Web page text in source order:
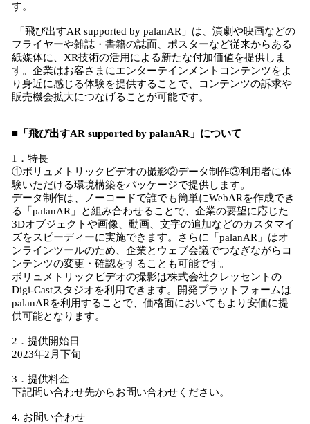
す。
「飛び出すAR supported by palanAR」は、演劇や映画などの
フライヤーや雑誌・書籍の誌面、ポスターなど従来からある
紙媒体に、XR技術の活用による新たな付加価値を提供しま
す。企業はお客さまにエンターテインメントコンテンツをよ
り身近に感じる体験を提供することで、コンテンツの訴求や
販売機会拡大につなげることが可能です。
■「飛び出すAR supported by palanAR」について
1．特長
①ボリュメトリックビデオの撮影②データ制作③利用者に体
験いただける環境構築をパッケージで提供します。
データ制作は、ノーコードで誰でも簡単にWebARを作成でき
る「palanAR」と組み合わせることで、企業の要望に応じた
3Dオブジェクトや画像、動画、文字の追加などのカスタマイ
ズをスピーディーに実施できます。さらに「palanAR」はオ
ンラインツールのため、企業とウェブ会議でつなぎながらコ
ンテンツの変更・確認をすることも可能です。
ボリュメトリックビデオの撮影は株式会社クレッセントの
Digi-Castスタジオを利用できます。開発プラットフォームは
palanARを利用することで、価格面においてもより安価に提
供可能となります。
2．提供開始日
2023年2月下旬
3．提供料金
下記問い合わせ先からお問い合わせください。
4. お問い合わせ